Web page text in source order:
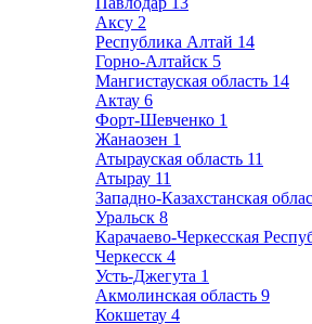
Аксу 2
Республика Алтай 14
Горно-Алтайск 5
Мангистауская область 14
Актау 6
Форт-Шевченко 1
Жанаозен 1
Атырауская область 11
Атырау 11
Западно-Казахстанская
Уральск 8
Карачаево-Черкесская
Черкесск 4
Усть-Джегута 1
Акмолинская область 9
Кокшетау 4